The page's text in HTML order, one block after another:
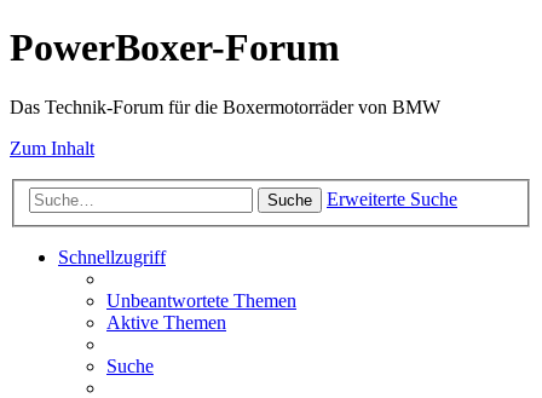
PowerBoxer-Forum
Das Technik-Forum für die Boxermotorräder von BMW
Zum Inhalt
Suche Erweiterte Suche
Schnellzugriff
Unbeantwortete Themen
Aktive Themen
Suche